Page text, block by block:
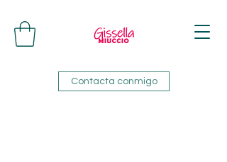
Contacta conmigo